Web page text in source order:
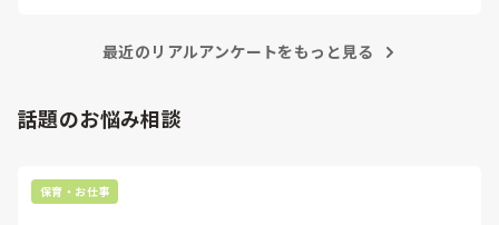
最近のリアルアンケートをもっと見る
話題のお悩み相談
保育・お仕事